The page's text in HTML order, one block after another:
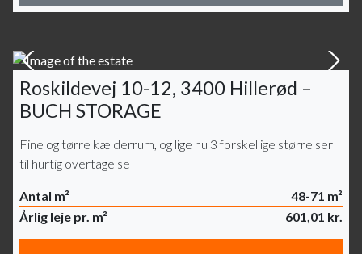
Roskildevej 10-12, 3400 Hillerød –
BUCH STORAGE
Fine og tørre kælderrum, og lige nu 3 forskellige størrelser
til hurtig overtagelse
Antal m²
48-71 m²
Årlig leje pr. m²
601,01 kr.